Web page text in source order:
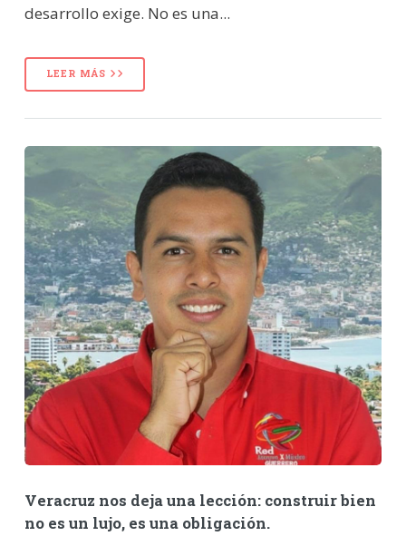
desarrollo exige. No es una...
LEER MÁS
Veracruz nos deja una lección: construir bien
no es un lujo, es una obligación.